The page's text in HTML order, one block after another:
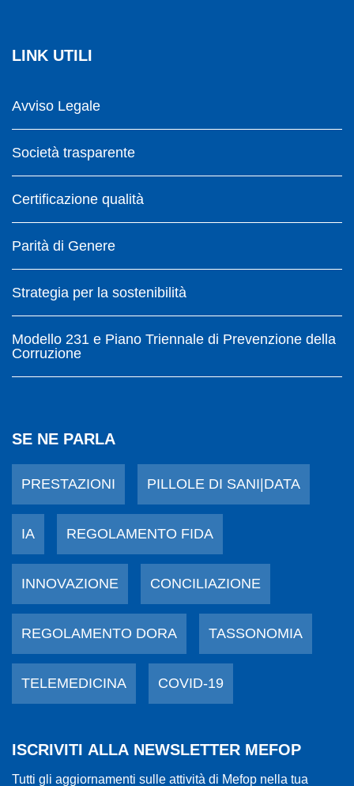
LINK UTILI
Avviso Legale
Società trasparente
Certificazione qualità
Parità di Genere
Strategia per la sostenibilità
Modello 231 e Piano Triennale di Prevenzione della
Corruzione
SE NE PARLA
PRESTAZIONI PILLOLE DI SANI|DATA
IA REGOLAMENTO FIDA
INNOVAZIONE CONCILIAZIONE
REGOLAMENTO DORA TASSONOMIA
TELEMEDICINA COVID-19
ISCRIVITI ALLA NEWSLETTER MEFOP
Tutti gli aggiornamenti sulle attività di Mefop nella tua